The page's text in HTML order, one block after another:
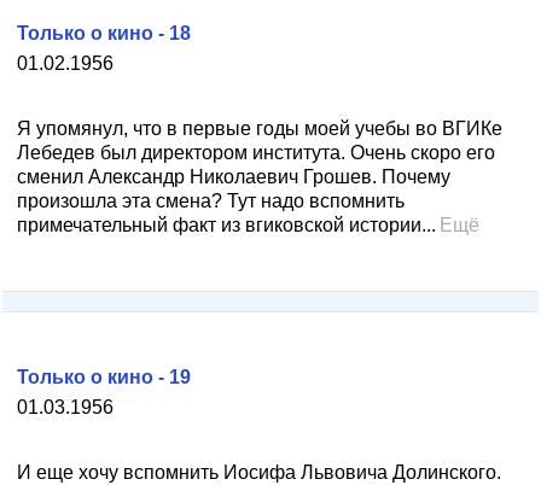
01.02.1956
Только о кино - 18
Я упомянул, что в первые годы моей учебы во ВГИКе
Лебедев был директором института. Очень скоро его
сменил Александр Николаевич Грошев. Почему
произошла эта смена? Тут надо вспомнить
примечательный факт из вгиковской истории... Ещё
01.03.1956
Только о кино - 19
И еще хочу вспомнить Иосифа Львовича Долинского.